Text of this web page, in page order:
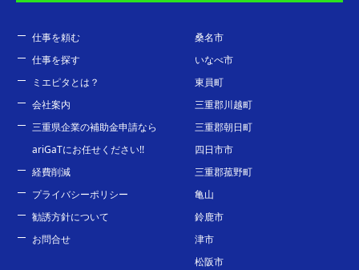
仕事を頼む
仕事を探す
ミエピタとは？
会社案内
三重県企業の補助金申請なら
ariGaTにお任せください!!
経費削減
プライバシーポリシー
勧誘方針について
お問合せ
桑名市
いなべ市
東員町
三重郡川越町
三重郡朝日町
四日市市
三重郡菰野町
亀山
鈴鹿市
津市
松阪市